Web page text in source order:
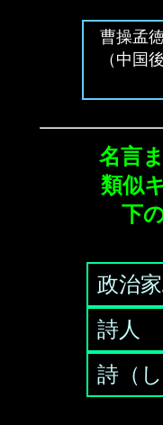
曹操孟
（中国
名言
類似
下
政治
詩人
詩（し